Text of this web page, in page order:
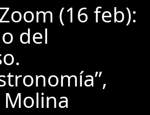
(16 feb):
del